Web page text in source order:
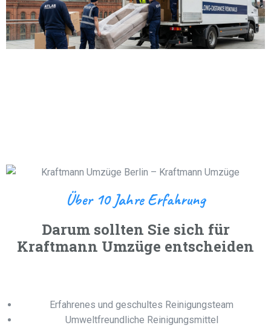
Über 10 Jahre Erfahrung
Darum sollten Sie sich für
Kraftmann Umzüge entscheiden
Erfahrenes und geschultes Reinigungsteam
Umweltfreundliche Reinigungsmittel